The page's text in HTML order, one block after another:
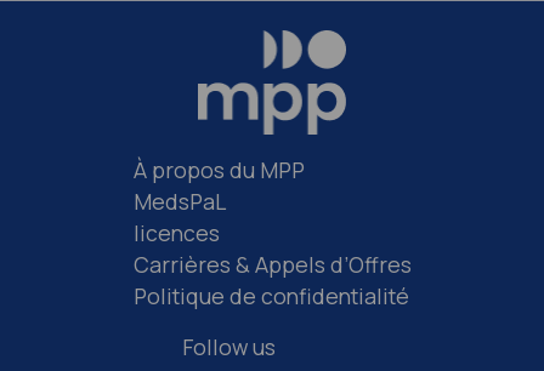
À propos du MPP
MedsPaL
licences
Carrières & Appels d’Offres
Politique de confidentialité
Follow us